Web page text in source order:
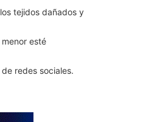
tejidos dañados y
esté
redes sociales.